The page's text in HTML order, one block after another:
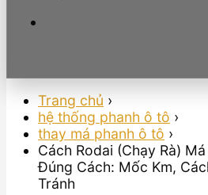
Trang chủ ›
hệ thống phanh ô tô ›
thay má phanh ô tô ›
Cách Rodai (Chạy Rà)
Đúng Cách: Mốc Km,
Tránh